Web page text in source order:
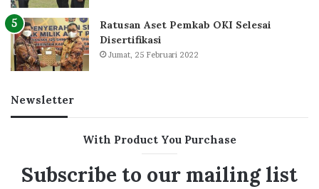
Ratusan Aset Pemkab OKI Selesai
Disertifikasi
Jumat, 25 Februari 2022
Newsletter
With Product You Purchase
Subscribe to our mailing list